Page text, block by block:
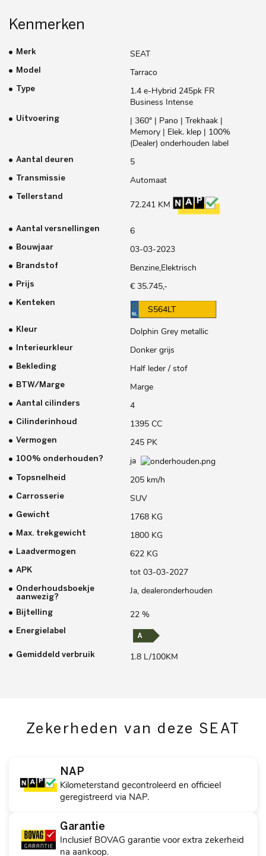
Kenmerken
Merk SEAT
Model Tarraco
Type
1.4 e-Hybrid 245pk FR
Business Intense
Uitvoering
| 360° | Pano | Trekhaak |
Memory | Elek. klep | 100%
(Dealer) onderhouden label
Aantal deuren 5
Transmissie Automaat
Tellerstand
72.241 KM
Aantal versnellingen 6
Bouwjaar 03-03-2023
Brandstof Benzine,Elektrisch
Prijs € 35.745,-
Kenteken
S564LT
Kleur Dolphin Grey metallic
Interieurkleur Donker grijs
Bekleding Half leder / stof
BTW/Marge Marge
Aantal cilinders 4
Cilinderinhoud 1395 CC
Vermogen 245 PK
100% onderhouden? ja
Topsnelheid 205 km/h
Carrosserie SUV
Gewicht 1768 KG
Max. trekgewicht 1800 KG
Laadvermogen 622 KG
APK tot 03-03-2027
Onderhoudsboekje
aanwezig?
Ja, dealeronderhouden
Bijtelling 22 %
Energielabel
Gemiddeld verbruik 1.8 L/100KM
Zekerheden van deze SEAT
NAP
Kilometerstand gecontroleerd en officieel
geregistreerd via NAP.
Garantie
Inclusief BOVAG garantie voor extra zekerheid
na aankoop.